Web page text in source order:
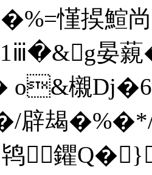
慬捑鰚
晏藽
櫬
/辟朅�%�*/
鑺